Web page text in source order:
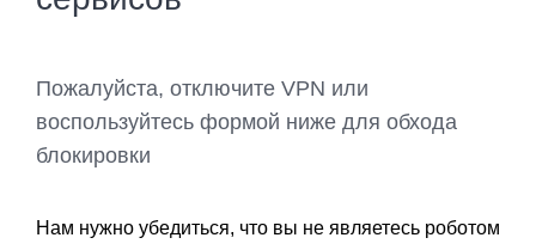
Пожалуйста, отключите VPN или
воспользуйтесь формой ниже для обхода
блокировки
Нам нужно убедиться, что вы не являетесь роботом